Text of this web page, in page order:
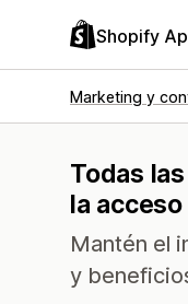
Shopify
Marketing y
Todas
la
Mantén el
y